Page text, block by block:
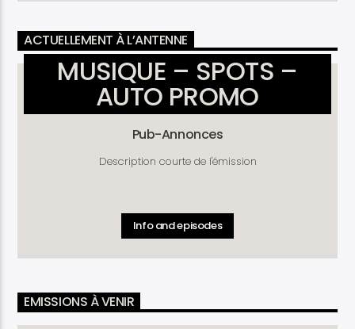
ACTUELLEMENT À L’ANTENNE
MUSIQUE – SPOTS –
AUTO PROMO
Pub-Annonces
Description courte de l'émission
Info and episodes
EMISSIONS À VENIR